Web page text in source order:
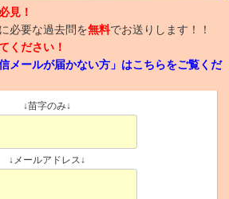
見！
必要な過去問を無料でお送りします！！
ください！
メールが届かない方」はこちらをご覧くだ
↓苗字のみ↓
↓メールアドレス↓